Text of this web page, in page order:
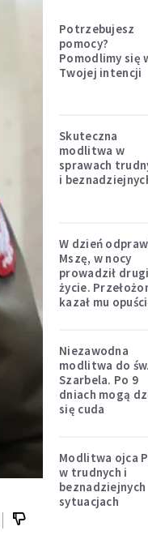
Potrzebujesz
pomocy?
Pomodlimy się
Twojej intencji
Skuteczna
modlitwa w
sprawach
i
W dzień
Mszę, w nocy
prowadził
życie.
kazał mu
Niezawodna
modlitwa do św.
Szarbela. Po 9
dniach mogą
się cuda
Modlitwa ojca
w trudnych i
beznadziejnych
sytuacjach